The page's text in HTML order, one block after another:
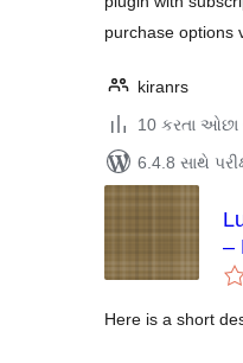
purchase options
kiranrs
10 કરતા ઓછા
6.4.8 સાથે
–
Here is a short